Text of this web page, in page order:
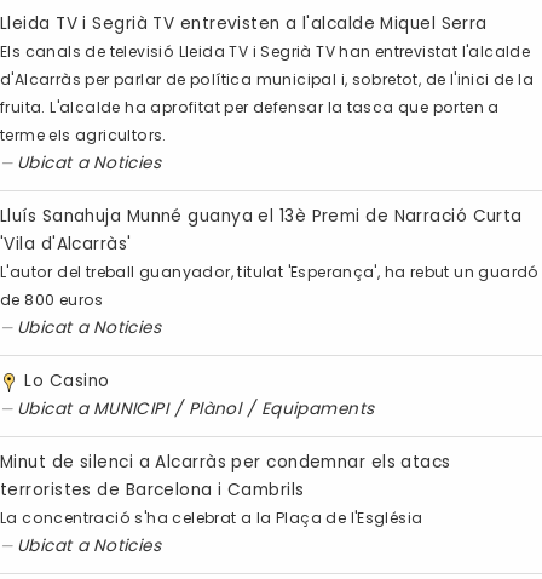
Lleida TV i Segrià TV entrevisten a l'alcalde Miquel Serra
Els canals de televisió Lleida TV i Segrià TV han entrevistat l'alcalde
d'Alcarràs per parlar de política municipal i, sobretot, de l'inici de la
fruita. L'alcalde ha aprofitat per defensar la tasca que porten a
terme els agricultors.
Ubicat a Noticies
Lluís Sanahuja Munné guanya el 13è Premi de Narració Curta
'Vila d'Alcarràs'
L'autor del treball guanyador, titulat 'Esperança', ha rebut un guardó
de 800 euros
Ubicat a Noticies
Lo Casino
Ubicat a MUNICIPI / Plànol / Equipaments
Minut de silenci a Alcarràs per condemnar els atacs
terroristes de Barcelona i Cambrils
La concentració s'ha celebrat a la Plaça de l'Església
Ubicat a Noticies